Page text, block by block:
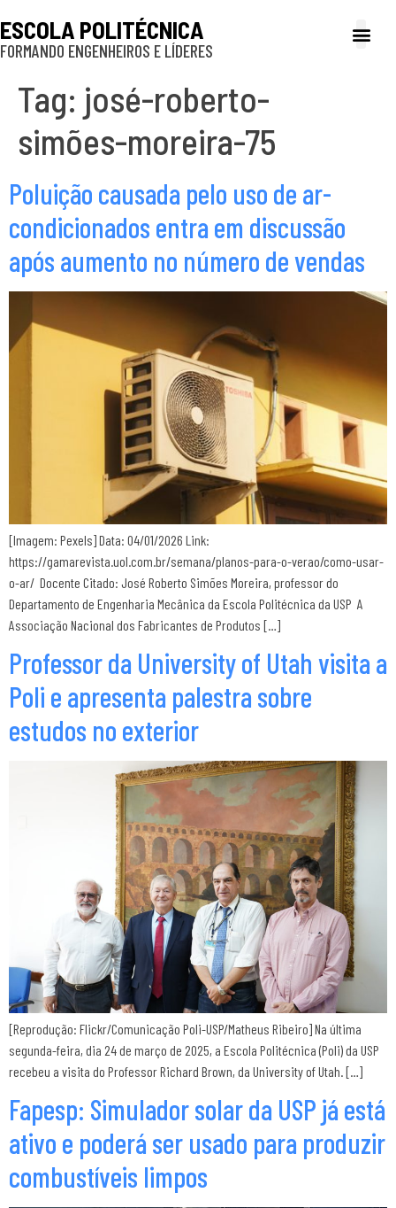
ESCOLA POLITÉCNICA
FORMANDO ENGENHEIROS E LÍDERES
Tag: josé-roberto-
simões-moreira-75
Poluição causada pelo uso de ar-
condicionados entra em discussão
após aumento no número de vendas
[Imagem: Pexels] Data: 04/01/2026 Link:
https://gamarevista.uol.com.br/semana/planos-para-o-verao/como-usar-
o-ar/ Docente Citado: José Roberto Simões Moreira, professor do
Departamento de Engenharia Mecânica da Escola Politécnica da USP A
Associação Nacional dos Fabricantes de Produtos […]
Professor da University of Utah visita a
Poli e apresenta palestra sobre
estudos no exterior
[Reprodução: Flickr/Comunicação Poli-USP/Matheus Ribeiro] Na última
segunda-feira, dia 24 de março de 2025, a Escola Politécnica (Poli) da USP
recebeu a visita do Professor Richard Brown, da University of Utah. […]
Fapesp: Simulador solar da USP já está
ativo e poderá ser usado para produzir
combustíveis limpos